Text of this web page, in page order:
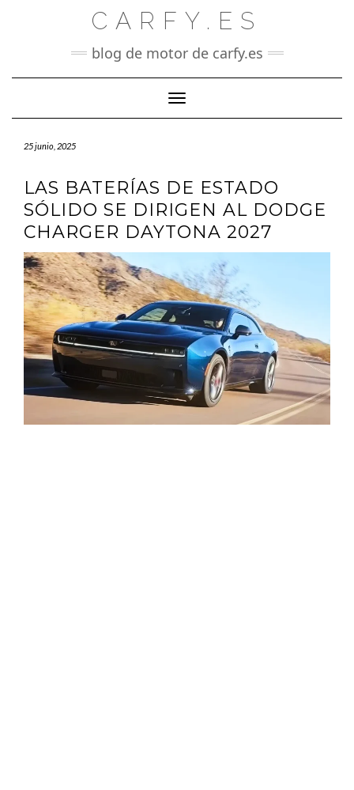
CARFY.ES
blog de motor de carfy.es
Cambiar modo de navegación
25 junio, 2025
LAS BATERÍAS DE ESTADO
SÓLIDO SE DIRIGEN AL DODGE
CHARGER DAYTONA 2027